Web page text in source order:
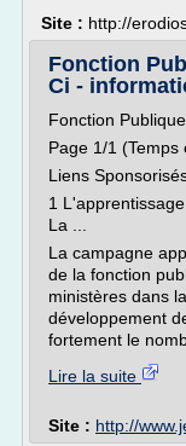
Site : http://
Fonction
Ci -
Fonction
Page 1/1 (Temps
Liens
1
La ...
La campagne
de la fonction
ministères dans
développement
fortement le
Lire la suite
Site : http://